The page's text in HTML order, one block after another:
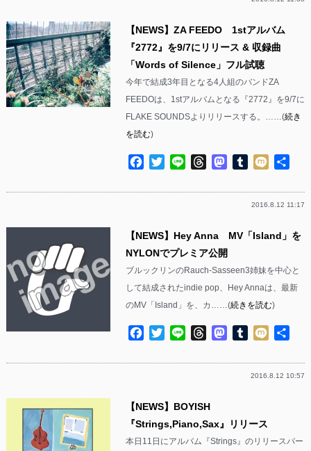
【NEWS】ZA FEEDO 1stアルバム
『2772』を9/7にリリース & 収録曲
「Words of Silence」フル試聴
今年で結成3年目となる4人組のバンドZA
FEEDOは、1stアルバムとなる『2772』を9/7に
FLAKE SOUNDSよりリリースする。……(続き
を読む)
Facebook
TwitterLine ThreadsMastodon
Tumblr
Mixi
2016.8.12 11:17
【NEWS】Hey Anna MV「Island」を
NYLONでプレミア公開
ブルックリンのRauch-Sasseen3姉妹を中心と
して結成されたindie pop、Hey Annaは、最新
のMV「Island」を、カ……(続きを読む)
Facebook
TwitterLine ThreadsMastodon
Tumblr
Mixi
2016.8.12 10:57
【NEWS】BOYISH
『Strings,Piano,Sax』リリース
本日11日にアルバム『Strings』のリリースパー